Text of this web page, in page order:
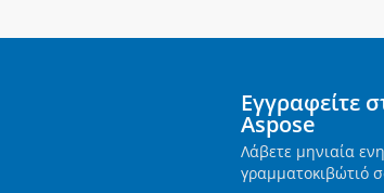
Εγγραφείτε
Aspose
Λάβετε μηνιαία
γραμματοκιβώτιό